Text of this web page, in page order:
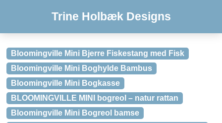
Trine Holbæk Designs
Bloomingville Mini Bjerre Fiskestang med Fisk
Bloomingville Mini Boghylde Bambus
Bloomingville Mini Bogkasse
BLOOMINGVILLE MINI bogreol – natur rattan
Bloomingville Mini Bogreol bamse